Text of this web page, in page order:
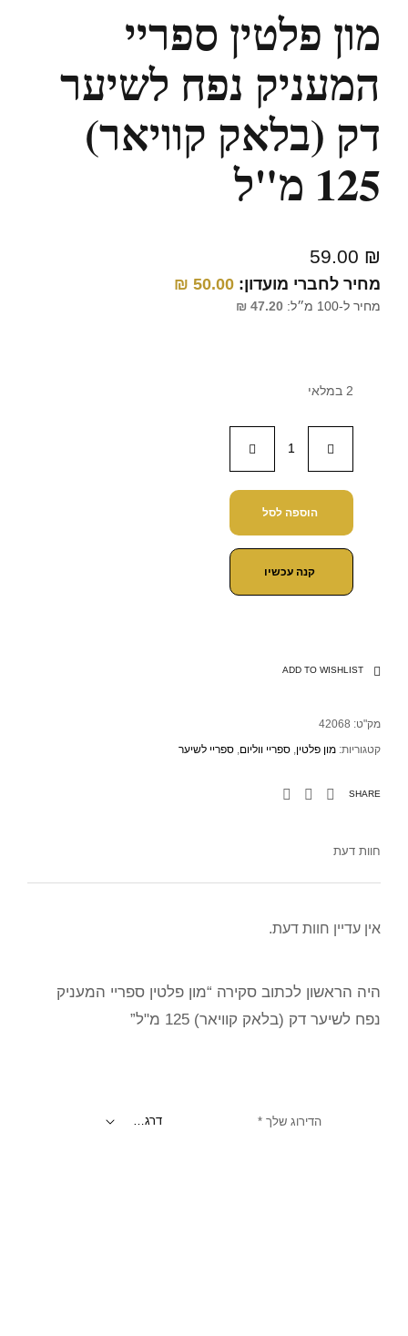
מון פלטין ספריי
המעניק נפח לשיער
דק (בלאק קוויאר)
125 מ"ל
59.00 ₪
מחיר לחברי מועדון: 50.00
₪
מחיר ל-100 מ״ל: 47.20
₪
2 במלאי
הוספה לסל
קנה עכשיו
ADD TO WISHLIST
מק"ט: 42068
קטגוריות: מון פלטין, ספריי ווליום, ספריי לשיער
SHARE
חוות דעת
אין עדיין חוות דעת.
היה הראשון לכתוב סקירה “מון פלטין ספריי המעניק
נפח לשיער דק (בלאק קוויאר) 125 מ"ל”
הדירוג שלך *